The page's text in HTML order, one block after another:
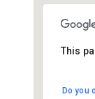
This
Do you